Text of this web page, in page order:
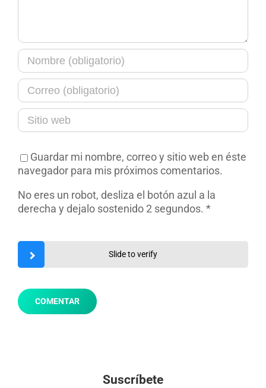
Guardar mi nombre, correo y sitio web en éste
navegador para mis próximos comentarios.
No eres un robot, desliza el botón azul a la
derecha y dejalo sostenido 2 segundos. *
Slide to verify
Suscríbete